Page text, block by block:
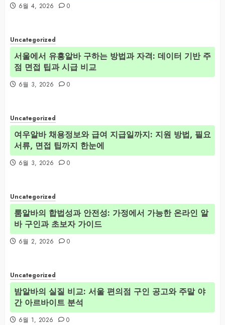
6월 4, 2026 0
Uncategorized
서울에서 유흥알바 구하는 방법과 자격: 데이터 기반 주
점 면접 팁과 시급 비교
6월 3, 2026 0
Uncategorized
여우알바 채용정보와 급여 지급일까지: 지원 방법, 필요
서류, 면접 팁까지 한눈에
6월 3, 2026 0
Uncategorized
룸알바의 합법성과 안전성: 가정에서 가능한 온라인 알
바 구인과 초보자 가이드
6월 2, 2026 0
Uncategorized
밤알바의 실질 비교: 서울 편의점 구인 공고와 주말 야
간 아르바이트 분석
6월 1, 2026 0